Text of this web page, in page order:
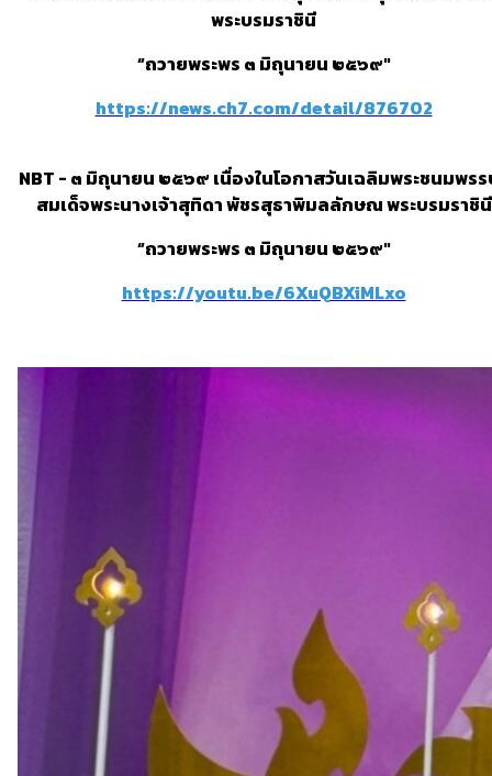
พระบรมราชินี
“ถวายพระพร ๓ มิถุนายน ๒๕๖๙"
https://news.ch7.com/detail/876702
NBT - ๓ มิถุนายน ๒๕๖๙ เนื่องในโอกาสวันเฉลิมพระชนมพรร
สมเด็จพระนางเจ้าสุทิดา พัชรสุธาพิมลลักษณ พระบรมราชินี
“ถวายพระพร ๓ มิถุนายน ๒๕๖๙"
https://youtu.be/6XuQBXiMLxo